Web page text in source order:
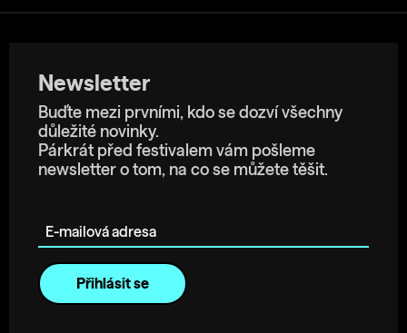
Newsletter
Buďte mezi prvními, kdo se dozví všechny
důležité novinky.
Párkrát před festivalem vám pošleme
newsletter o tom, na co se můžete těšit.